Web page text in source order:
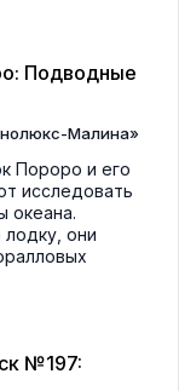
Подводные
Малина»
Пороро и его
исследовать
океана.
они
№197: